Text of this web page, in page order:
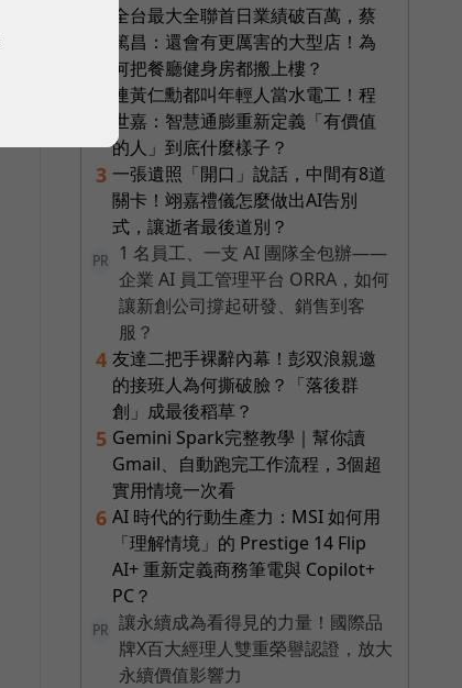
全台最大全聯首日業績破百萬，蔡
篤昌：還會有更厲害的大型店！為
何把餐廳健身房都搬上樓？
連黃仁勳都叫年輕人當水電工！程
世嘉：智慧通膨重新定義「有價值
的人」到底什麼樣子？
3 一張遺照「開口」說話，中間有8道
關卡！翊嘉禮儀怎麼做出AI告別
式，讓逝者最後道別？
PR
1 名員工、一支 AI 團隊全包辦——
企業 AI 員工管理平台 ORRA，如何
讓新創公司撐起研發、銷售到客
服？
4 友達二把手裸辭內幕！彭双浪親邀
的接班人為何撕破臉？「落後群
創」成最後稻草？
5 Gemini Spark完整教學｜幫你讀
Gmail、自動跑完工作流程，3個超
實用情境一次看
6 AI 時代的行動生產力：MSI 如何用
「理解情境」的 Prestige 14 Flip
AI+ 重新定義商務筆電與 Copilot+
PC？
PR
讓永續成為看得見的力量！國際品
牌X百大經理人雙重榮譽認證，放大
永續價值影響力